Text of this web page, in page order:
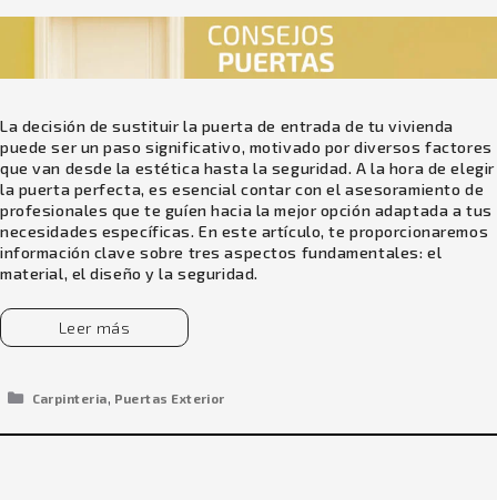
La decisión de sustituir la puerta de entrada de tu vivienda
puede ser un paso significativo, motivado por diversos factores
que van desde la estética hasta la seguridad. A la hora de elegir
la puerta perfecta, es esencial contar con el asesoramiento de
profesionales que te guíen hacia la mejor opción adaptada a tus
necesidades específicas. En este artículo, te proporcionaremos
información clave sobre tres aspectos fundamentales: el
material, el diseño y la seguridad.
Leer más
Categorías
Carpinteria, Puertas Exterior